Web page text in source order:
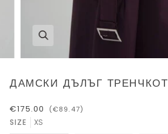
ДАМСКИ ДЪЛЪГ ТРЕНЧКОТ
€175.00 (€89.47)
SIZE XS